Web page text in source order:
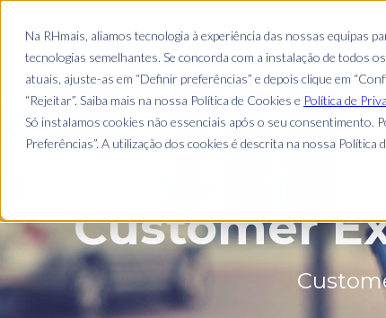
Na RHmais, aliamos tecnologia à experiência das nossas equipas
tecnologias semelhantes. Se concorda com a instalação de todos
atuais, ajuste-as em “Definir preferências” e depois clique em
“Rejeitar”. Saiba mais na nossa Política de Cookies e Política de
Só instalamos cookies não essenciais após o seu
Preferências”. A utilização dos cookies é descrita na nossa Política
Customer